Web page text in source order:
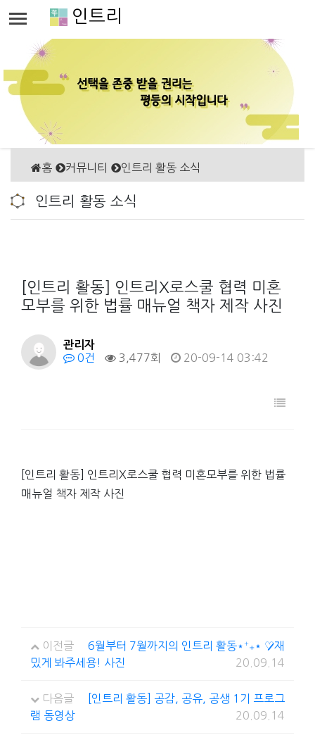
인트리
홈 커뮤니티 인트리 활동 소식
인트리 활동 소식
[인트리 활동] 인트리X로스쿨 협력 미혼
모부를 위한 법률 매뉴얼 책자 제작 사진
관리자
0건 3,477회 20-09-14 03:42
[인트리 활동] 인트리X로스쿨 협력 미혼모부를 위한 법률
매뉴얼 책자 제작 사진
이전글
6월부터 7월까지의 인트리 활동⋆⁺₊⋆ ♡̷̷̷재
밌게 봐주세용! 사진
20.09.14
다음글
[인트리 활동] 공감, 공유, 공생 1기 프로그
램 동영상
20.09.14